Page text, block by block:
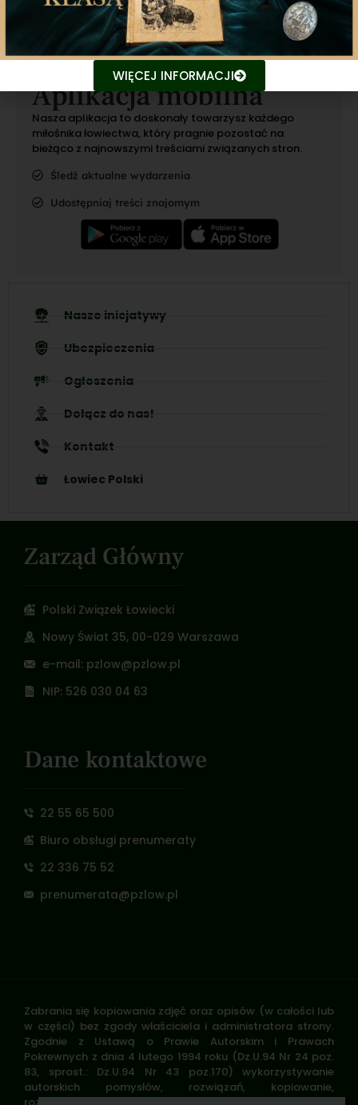
Aplikacja mobilna
Nasza aplikacja to doskonały towarzysz każdego
miłośnika łowiectwa, który pragnie pozostać na
bieżąco z najnowszymi treściami związanych stron.
Śledź aktualne wydarzenia
Udostępniaj treści znajomym
Nasze inicjatywy
Ubezpieczenia
Ogłoszenia
Dołącz do nas!
Kontakt
Łowiec Polski
Zarząd Główny
Polski Związek Łowiecki
Nowy Świat 35, 00-029 Warszawa
e-mail: pzlow@pzlow.pl
NIP: 526 030 04 63
Dane kontaktowe
22 55 65 500
Biuro obsługi prenumeraty
22 336 75 52
prenumerata@pzlow.pl
Zabrania się kopiowania zdjęć oraz opisów (w całości lub
w części) bez zgody właściciela i administratora strony.
Zgodnie z Ustawą o Prawie Autorskim i Prawach
Pokrewnych z dnia 4 lutego 1994 roku (Dz.U.94 Nr 24 poz.
83, sprost.: Dz.U.94 Nr 43 poz.170) wykorzystywanie
autorskich pomysłów, rozwiązań, kopiowanie,
WIĘCEJ INFORMACJI